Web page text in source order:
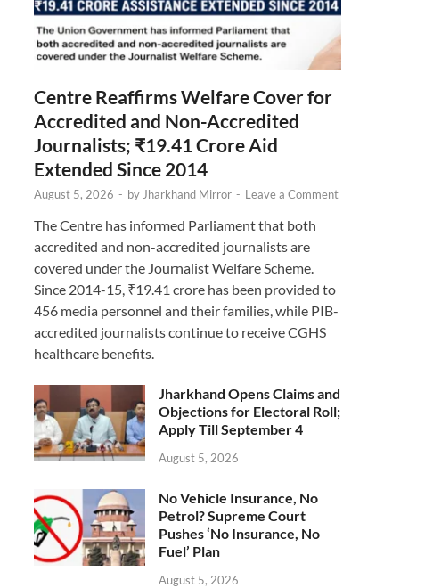
Centre Reaffirms Welfare Cover for
Accredited and Non-Accredited
Journalists; ₹19.41 Crore Aid
Extended Since 2014
August 5, 2026 - by Jharkhand Mirror - Leave a Comment
The Centre has informed Parliament that both
accredited and non-accredited journalists are
covered under the Journalist Welfare Scheme.
Since 2014-15, ₹19.41 crore has been provided to
456 media personnel and their families, while PIB-
accredited journalists continue to receive CGHS
healthcare benefits.
Jharkhand Opens Claims and
Objections for Electoral Roll;
Apply Till September 4
August 5, 2026
No Vehicle Insurance, No
Petrol? Supreme Court
Pushes ‘No Insurance, No
Fuel’ Plan
August 5, 2026